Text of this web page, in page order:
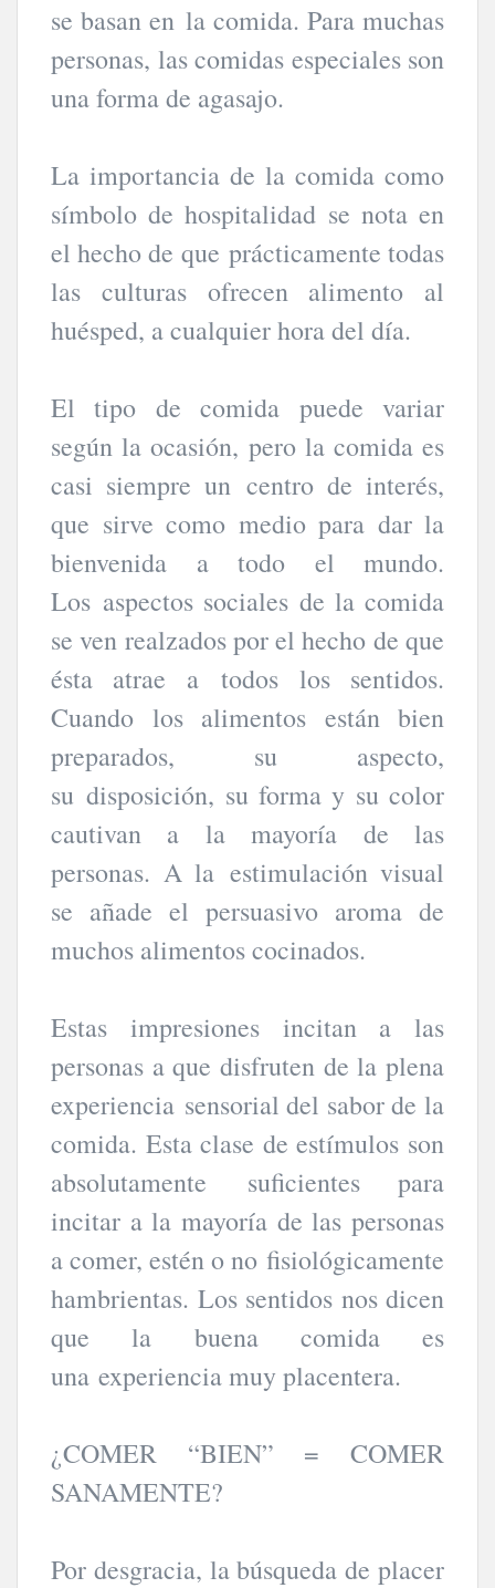
se basan en la comida. Para muchas
personas, las comidas especiales son
una forma de agasajo.
La importancia de la comida como
símbolo de hospitalidad se nota en
el hecho de que prácticamente todas
las culturas ofrecen alimento al
huésped, a cualquier hora del día.
El tipo de comida puede variar
según la ocasión, pero la comida es
casi siempre un centro de interés,
que sirve como medio para dar la
bienvenida a todo el mundo.
Los aspectos sociales de la comida
se ven realzados por el hecho de que
ésta atrae a todos los sentidos.
Cuando los alimentos están bien
preparados, su aspecto,
su disposición, su forma y su color
cautivan a la mayoría de las
personas. A la estimulación visual
se añade el persuasivo aroma de
muchos alimentos cocinados.
Estas impresiones incitan a las
personas a que disfruten de la plena
experiencia sensorial del sabor de la
comida. Esta clase de estímulos son
absolutamente suficientes para
incitar a la mayoría de las personas
a comer, estén o no fisiológicamente
hambrientas. Los sentidos nos dicen
que la buena comida es
una experiencia muy placentera.
¿COMER “BIEN” = COMER
SANAMENTE?
Por desgracia, la búsqueda de placer